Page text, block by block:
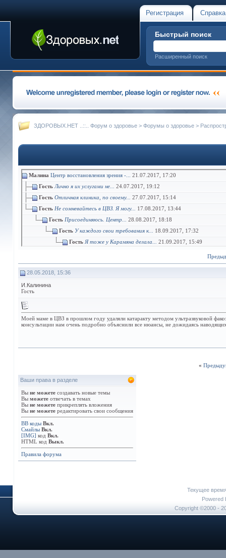
Регистрация Справка
Быстрый поиск
Расширенный поиск
ЗДОРОВЫХ.НЕТ ..::.. Форум о здоровье > Форумы о здоровье >
Малина Центр восстановления зрения -... 21.07.2017, 17:20
Гость Лично я их услугами не... 24.07.2017, 19:12
Гость Отличная клиника, по своему... 27.07.2017, 15:14
Гость Не сомневайтесь в ЦВЗ. Я могу... 17.08.2017, 13:44
Гость Присоединяюсь. Центр... 28.08.2017, 18:18
Гость У каждого свои требования к... 18.09.2017, 17:32
Гость Я тоже у Карамяна делала... 21.09.2017, 15:49
Гость Тоже в центре восстановления...26.10.2017,
Гость я уже писала про бабушку
По поводу
28.05.2018, 15:36
И.Калинина
Гость
Моей маме в ЦВЗ в прошлом году удаляли катаракту методом ультразвуковой
консультации нам очень подробно объяснили все нюансы, не дожидаясь
«
Ваши права в разделе
Вы не можете создавать новые темы
Вы можете отвечать в темах
Вы не можете прикреплять вложения
Вы не можете редактировать свои сообщения
BB коды Вкл.
Смайлы Вкл.
[IMG] код Вкл.
HTML код Выкл.
Правила форума
Текущее
Powered
Copyright ©2000 -